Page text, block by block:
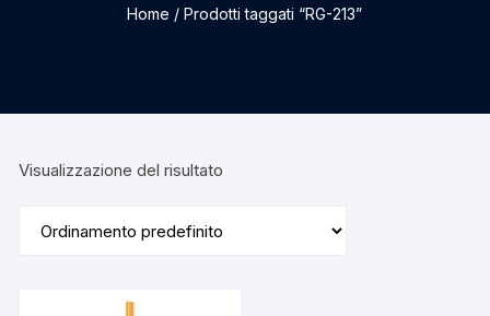
Home / Prodotti taggati “RG-213”
Visualizzazione del risultato